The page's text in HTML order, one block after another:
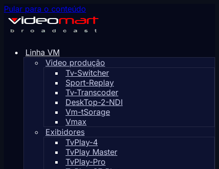
Pular para o conteúdo
Linha VM
Video produção
Tv-Switcher
Sport-Replay
Tv-Transcoder
DeskTop-2-NDI
Vm-tSorage
Vmax
Exibidores
TvPlay-4
TvPlay Master
TvPlay-Pro